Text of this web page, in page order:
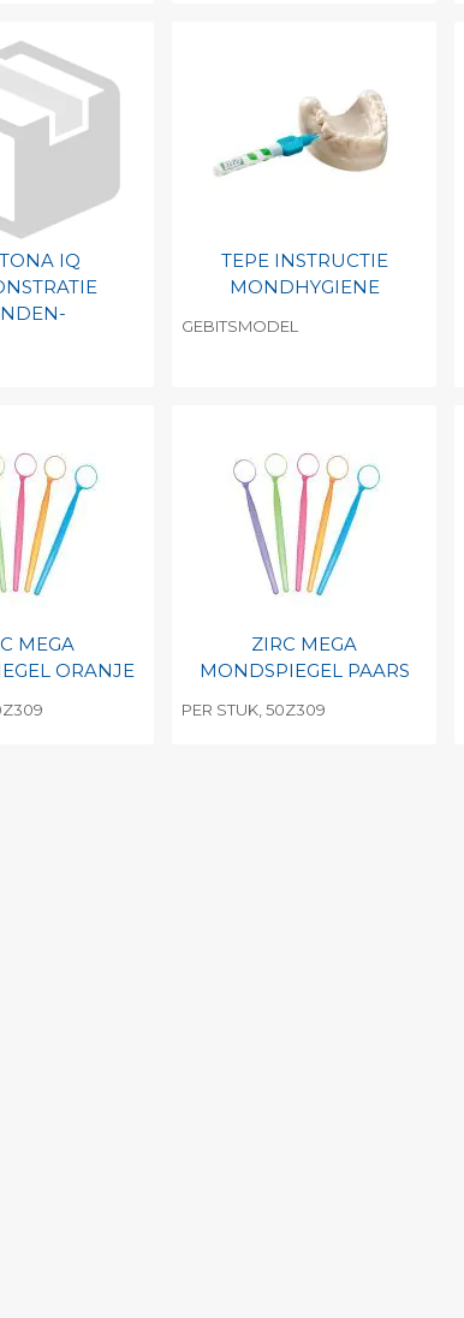
IQ
TEPE INSTRUCTIE
MONDHYGIENE
GEBITSMODEL
Print barcode
MEGA
ORANJE
ZIRC MEGA
MONDSPIEGEL PAARS
PER STUK, 50Z309